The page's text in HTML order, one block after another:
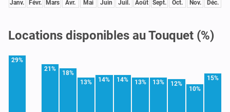
Janv. Févr. Mars Avr. Mai Juin Juil. Août Sept. Oct. Nov. Déc.
Locations disponibles au Touquet (%)
29%
21%
18%
13% 14% 14% 13% 13% 12%
10%
15%